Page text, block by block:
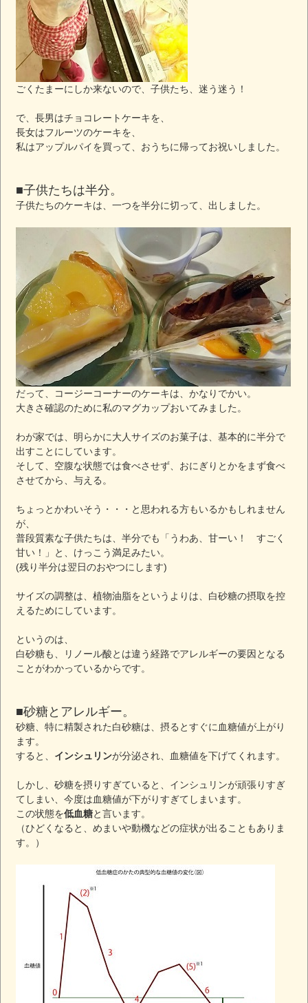
ごくたまーにしか来ないので、子供たち、迷う迷う！
で、長男はチョコレートケーキを、
長女はフルーツのケーキを、
私はアップルパイを買って、おうちに帰ってお祝いしました。
■子供たちは半分。
子供たちのケーキは、一つを半分に切って、出しました。
だって、コージーコーナーのケーキは、かなりでかい。
大きさ確認のために私のマグカップおいてみました。
わが家では、明らかに大人サイズのお菓子は、基本的に半分で
出すことにしています。
そして、空腹な状態では食べさせず、おにぎりとかをまず食べ
させてから、与える。
ちょっとかわいそう・・・と思われる方もいるかもしれません
が、
普段質素な子供たちは、半分でも「うわあ、甘ーい！ すごく
甘い！」と、けっこう満足みたい。
(残り半分は翌日のおやつにします)
サイズの調整は、植物油脂をというよりは、白砂糖の摂取を控
えるためにしています。
というのは、
白砂糖も、リノール酸とは違う経路でアレルギーの要因となる
ことがわかっているからです。
■砂糖とアレルギー。
砂糖、特に精製された白砂糖は、摂るとすぐに血糖値が上がり
ます。
すると、 インシュリンが分泌され、血糖値を下げてくれます。
しかし、砂糖を摂りすぎていると、インシュリンが頑張りすぎ
てしまい、今度は血糖値が下がりすぎてしまいます。
この状態を低血糖と言います。
（ひどくなると、めまいや動機などの症状が出ることもありま
す。）